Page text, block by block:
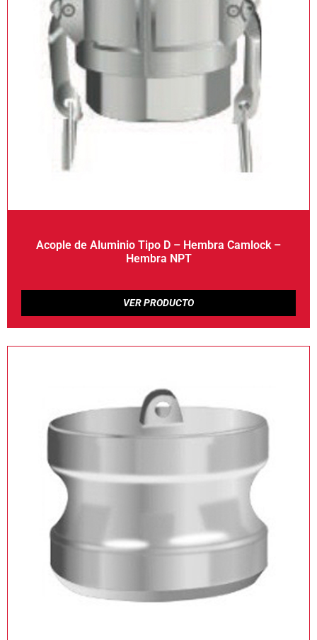
Acople de Aluminio Tipo D – Hembra Camlock –
Hembra NPT